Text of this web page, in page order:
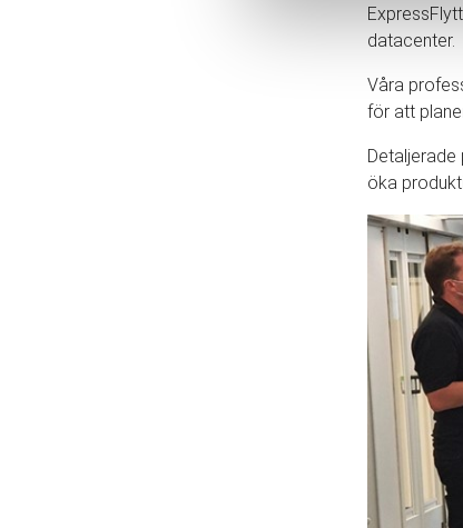
datacenter.
Våra
för att
öka